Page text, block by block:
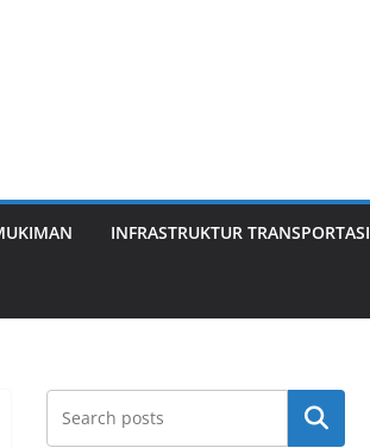
INFRASTRUKTUR TRANSPORTASI
Search